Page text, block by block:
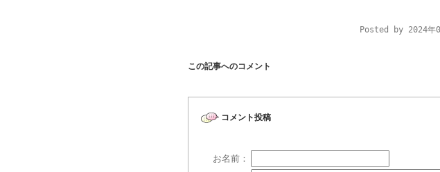
Posted by 2024
この記事へのコメント
コメント投稿
お名前：